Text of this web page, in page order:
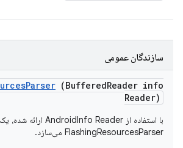
سازندگان عمومی
Parser (BufferedReader info
Reader)
با استفاده از AndroidInfo Reader ارائه شده، یک
FlashingResourcesParser می‌سازد.